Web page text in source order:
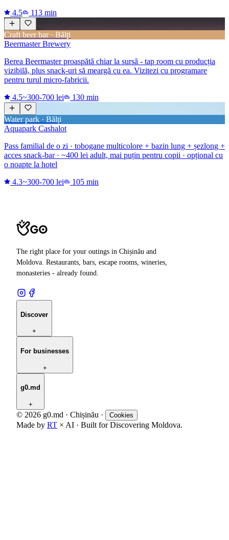
4.5
113 min
Craft beer bar · Bălți
Beermaster Brewery
Berea Beermaster proaspătă chiar la sursă - tap room cu producția
vizibilă, plus snack-uri să meargă cu ea. Vizitezi cu programare
pentru turul micro-fabricii.
4.5~300-700 lei 130 min
Water park · Bălți
Aquapark Cashalot
Pass familial de o zi · tobogane multicolore + bazin lung + șezlong +
acces snack-bar · ~400 lei adult, mai puțin pentru copii · opțional cu
o noapte la hotel
4.3~300-700 lei 105 min
The right place for your outings in Chișinău and
Moldova. Restaurants, bars, escape rooms, wineries,
monasteries - already found.
Discover
+
For businesses
+
g0.md
+
© 2026 g0.md · Chișinău · Cookies
Made by RT × AI · Built for Discovering Moldova.